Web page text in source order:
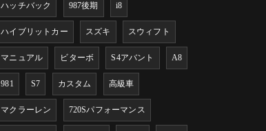
ハッチバック 987後期 i8
ハイブリットカー スズキ スウィフト
マニュアル ビターボ S4アバント A8
981 S7 カスタム 高級車
マクラーレン 720Sパフォーマンス